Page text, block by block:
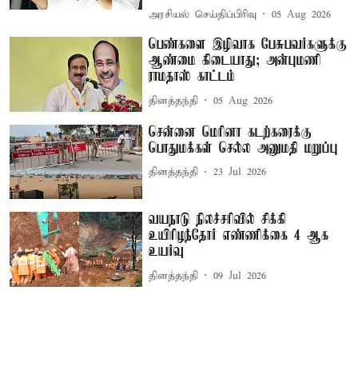
அரசியல் செய்திப்பிரிவு 05 Aug 2026
பெண்களை இழிவாக பேசுபவர்களுக்கு
ஆண்மை கிடையாது; அன்புமணி
ராமதாஸ் காட்டம்
தினத்தந்தி 05 Aug 2026
சென்னை மெரினா கடற்கரைக்கு
பொதுமக்கள் செல்ல அனுமதி மறுப்பு
தினத்தந்தி 23 Jul 2026
வயநாடு நிலச்சரிவில் சிக்கி
உயிரிழந்தோர் எண்ணிக்கை 4 ஆக
உயர்வு
தினத்தந்தி 09 Jul 2026